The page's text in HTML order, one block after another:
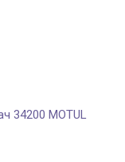
34200 MOTUL